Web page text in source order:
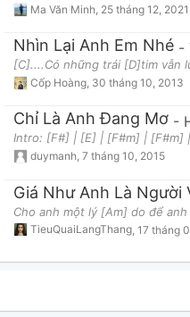
Ma Văn Minh 25 tháng 12, 2021
Nhìn Lại Anh Em Nhé -
[C]....Có những trái [D]tim vẫn
Cốp Hoàng 30 tháng 10, 2013
Chỉ Là Anh Đang Mơ -
Intro: [F#] | [E] | [F#m] | [F#m]
duymanh, 7 tháng 10, 2015
Giá Như Anh Là Người
Cho anh một lý [Am] do để
TieuQuaiLangThang 17 tháng